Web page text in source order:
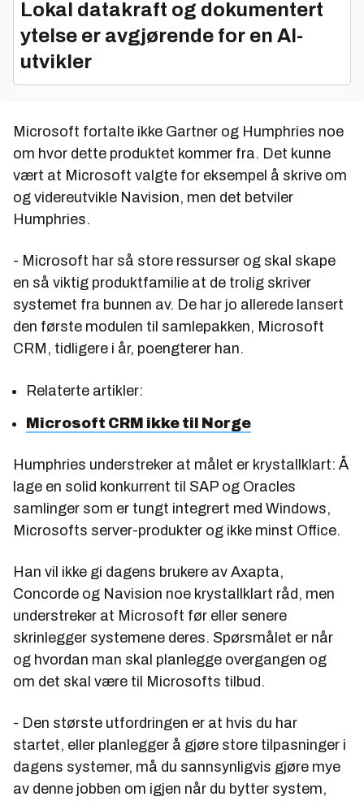
Lokal datakraft og dokumentert
ytelse er avgjørende for en AI-
utvikler
Microsoft fortalte ikke Gartner og Humphries noe
om hvor dette produktet kommer fra. Det kunne
vært at Microsoft valgte for eksempel å skrive om
og videreutvikle Navision, men det betviler
Humphries.
- Microsoft har så store ressurser og skal skape
en så viktig produktfamilie at de trolig skriver
systemet fra bunnen av. De har jo allerede lansert
den første modulen til samlepakken, Microsoft
CRM, tidligere i år, poengterer han.
Relaterte artikler:
Microsoft CRM ikke til Norge
Humphries understreker at målet er krystallklart: Å
lage en solid konkurrent til SAP og Oracles
samlinger som er tungt integrert med Windows,
Microsofts server-produkter og ikke minst Office.
Han vil ikke gi dagens brukere av Axapta,
Concorde og Navision noe krystallklart råd, men
understreker at Microsoft før eller senere
skrinlegger systemene deres. Spørsmålet er når
og hvordan man skal planlegge overgangen og
om det skal være til Microsofts tilbud.
- Den største utfordringen er at hvis du har
startet, eller planlegger å gjøre store tilpasninger i
dagens systemer, må du sannsynligvis gjøre mye
av denne jobben om igjen når du bytter system,